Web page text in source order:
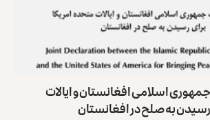
اسلامی افغانستان و ایالات
رسیدن به صلح در افغانستان